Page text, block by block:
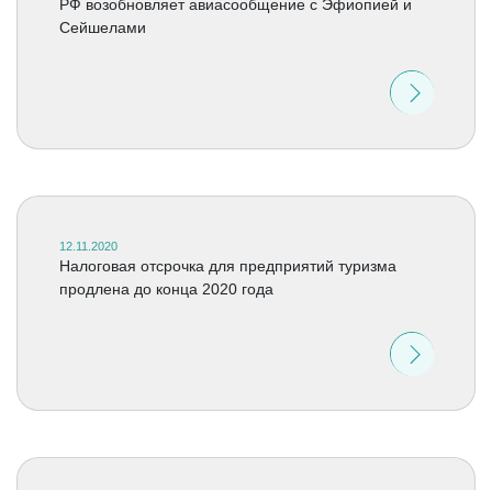
РФ возобновляет авиасообщение с Эфиопией и
Сейшелами
12.11.2020
Налоговая отсрочка для предприятий туризма
продлена до конца 2020 года